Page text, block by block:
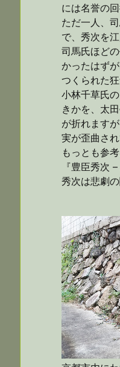
には名誉の
ただ一人、
で、秀次を
司馬氏ほど
かったはず
つくられた
小林千草氏
きかを、太
が折れます
実が歪曲さ
もっとも参
『豊臣秀次
秀次は悲劇